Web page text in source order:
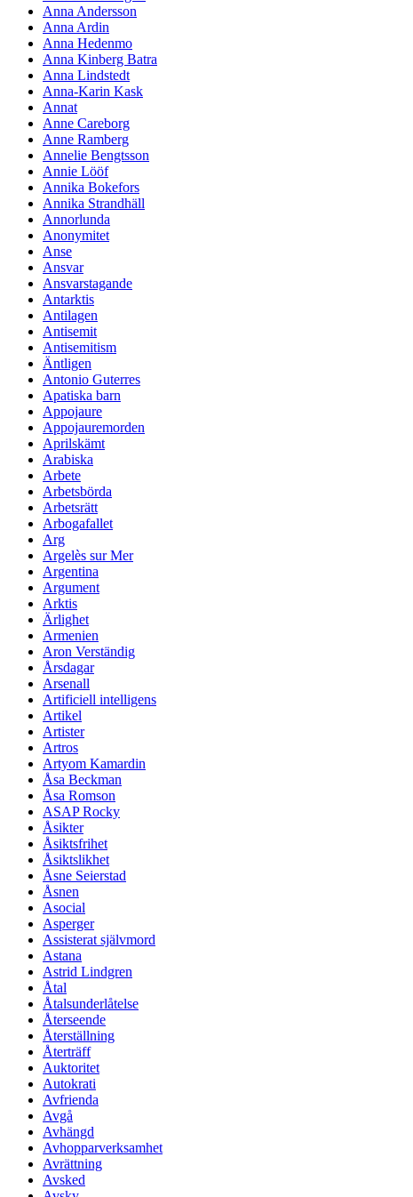
Anna Andersson
Anna Ardin
Anna Hedenmo
Anna Kinberg Batra
Anna Lindstedt
Anna-Karin Kask
Annat
Anne Careborg
Anne Ramberg
Annelie Bengtsson
Annie Lööf
Annika Bokefors
Annika Strandhäll
Annorlunda
Anonymitet
Anse
Ansvar
Ansvarstagande
Antarktis
Antilagen
Antisemit
Antisemitism
Äntligen
Antonio Guterres
Apatiska barn
Appojaure
Appojauremorden
Aprilskämt
Arabiska
Arbete
Arbetsbörda
Arbetsrätt
Arbogafallet
Arg
Argelès sur Mer
Argentina
Argument
Arktis
Ärlighet
Armenien
Aron Verständig
Årsdagar
Arsenall
Artificiell intelligens
Artikel
Artister
Artros
Artyom Kamardin
Åsa Beckman
Åsa Romson
ASAP Rocky
Åsikter
Åsiktsfrihet
Åsiktslikhet
Åsne Seierstad
Åsnen
Asocial
Asperger
Assisterat självmord
Astana
Astrid Lindgren
Åtal
Åtalsunderlåtelse
Återseende
Återställning
Återträff
Auktoritet
Autokrati
Avfrienda
Avgå
Avhängd
Avhopparverksamhet
Avrättning
Avsked